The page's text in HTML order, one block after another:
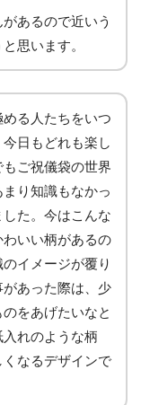
あるので近いう
思います。
る人たちをいつ
日もどれも楽し
ご祝儀袋の世界
り知識もなかっ
た。今はこんな
いい柄があるの
イメージが覆り
あった際は、少
をあげたいなと
れのような柄
なるデザインで